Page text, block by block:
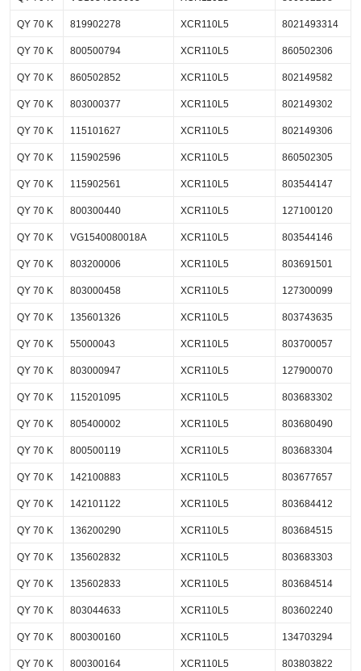
QY 70 K 819902278 XCR110L5 8021493314
QY 70 K 800500794 XCR110L5 860502306
QY 70 K 860502852 XCR110L5 802149582
QY 70 K 803000377 XCR110L5 802149302
QY 70 K 115101627 XCR110L5 802149306
QY 70 K 115902596 XCR110L5 860502305
QY 70 K 115902561 XCR110L5 803544147
QY 70 K 800300440 XCR110L5 127100120
QY 70 K VG1540080018A XCR110L5 803544146
QY 70 K 803200006 XCR110L5 803691501
QY 70 K 803000458 XCR110L5 127300099
QY 70 K 135601326 XCR110L5 803743635
QY 70 K 55000043 XCR110L5 803700057
QY 70 K 803000947 XCR110L5 127900070
QY 70 K 115201095 XCR110L5 803683302
QY 70 K 805400002 XCR110L5 803680490
QY 70 K 800500119 XCR110L5 803683304
QY 70 K 142100883 XCR110L5 803677657
QY 70 K 142101122 XCR110L5 803684412
QY 70 K 136200290 XCR110L5 803684515
QY 70 K 135602832 XCR110L5 803683303
QY 70 K 135602833 XCR110L5 803684514
QY 70 K 803044633 XCR110L5 803602240
QY 70 K 800300160 XCR110L5 134703294
QY 70 K 800300164 XCR110L5 803803822